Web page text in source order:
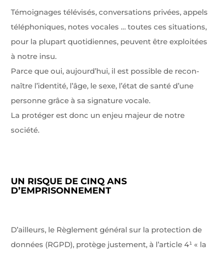
Témoignages télévisés, conversations privées, ap­pels
téléphoniques, notes vocales … toutes ces si­tuations,
pour la plupart quotidiennes, peuvent être exploitées
à notre insu.
Parce que oui, aujourd’hui, il est possible de recon­
naître l’identité, l’âge, le sexe, l’état de santé d’une
personne grâce à sa signature vocale.
La protéger est donc un enjeu majeur de notre
société.
UN RISQUE DE CINQ ANS
D’EMPRISONNEMENT
D’ailleurs, le Règlement général sur la protection de
données (RGPD), protège justement, à l’article 4¹ « la